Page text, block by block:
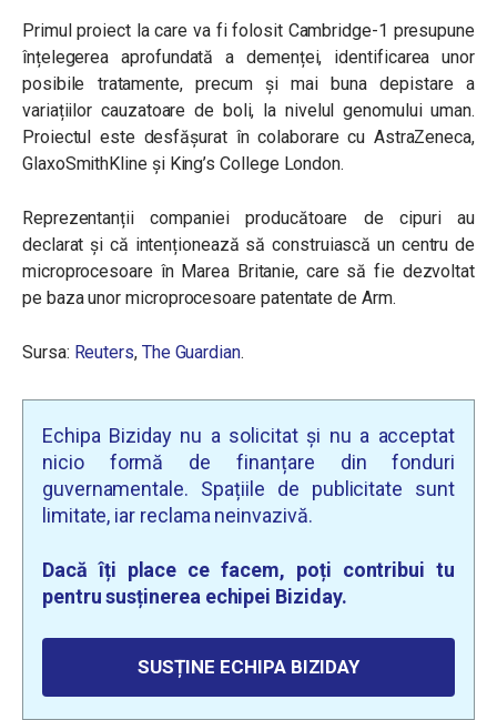
Primul proiect la care va fi folosit Cambridge-1 presupune
înțelegerea aprofundată a demenței, identificarea unor
posibile tratamente, precum și mai buna depistare a
variațiilor cauzatoare de boli, la nivelul genomului uman.
Proiectul este desfășurat în colaborare cu AstraZeneca,
GlaxoSmithKline și King’s College London.
Reprezentanții companiei producătoare de cipuri au
declarat și că intenționează să construiască un centru de
microprocesoare în Marea Britanie, care să fie dezvoltat
pe baza unor microprocesoare patentate de Arm.
Sursa: Reuters, The Guardian.
Echipa Biziday nu a solicitat și nu a acceptat
nicio formă de finanțare din fonduri
guvernamentale. Spațiile de publicitate sunt
limitate, iar reclama neinvazivă.
Dacă îți place ce facem, poți contribui tu
pentru susținerea echipei Biziday.
SUSȚINE ECHIPA BIZIDAY